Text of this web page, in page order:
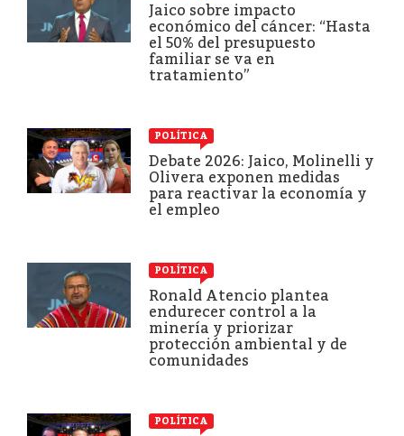
Jaico sobre impacto
económico del cáncer: “Hasta
el 50% del presupuesto
familiar se va en
tratamiento”
POLÍTICA
Debate 2026: Jaico, Molinelli y
Olivera exponen medidas
para reactivar la economía y
el empleo
POLÍTICA
Ronald Atencio plantea
endurecer control a la
minería y priorizar
protección ambiental y de
comunidades
POLÍTICA